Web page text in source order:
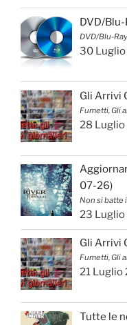
DVD/
DVD/Blu-
30
Gli Arrivi
Fumetti, Gli
28
07-26)
Non si batte
23
Gli Arrivi
Fumetti, Gli
21 Luglio
Tutte le